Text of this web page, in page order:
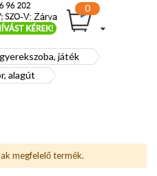
játék
alagút
megfelelő termék.